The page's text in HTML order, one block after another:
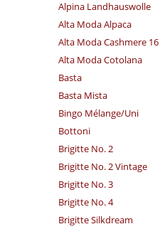
Alpina Landhauswolle
Alta Moda Alpaca
Alta Moda Cashmere 16
Alta Moda Cotolana
Basta
Basta Mista
Bingo Mélange/​Uni
Bottoni
Brigitte No. 2
Brigitte No. 2 Vintage
Brigitte No. 3
Brigitte No. 4
Brigitte Silkdream